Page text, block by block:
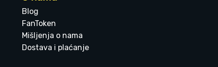
Blog
FanToken
Mišljenja o nama
Dostava i plaćanje